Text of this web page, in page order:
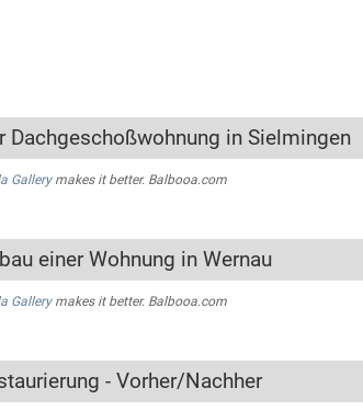
Dachgeschoßwohnung in Sielmingen
Gallerymakes it better. Balbooa.com
einer Wohnung in Wernau
Gallerymakes it better. Balbooa.com
- Vorher/Nachher